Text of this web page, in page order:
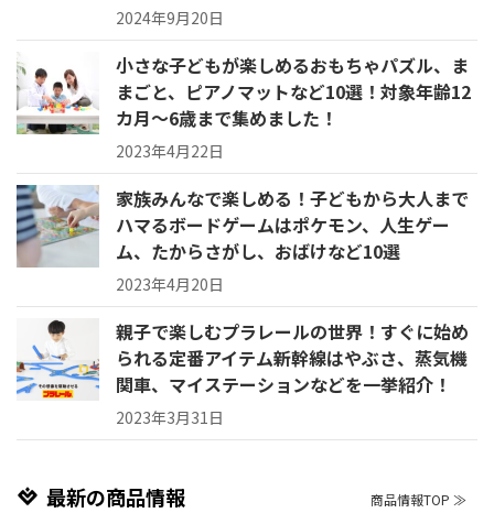
2024年9月20日
小さな子どもが楽しめるおもちゃパズル、ま
まごと、ピアノマットなど10選！対象年齢12
カ月〜6歳まで集めました！
2023年4月22日
家族みんなで楽しめる！子どもから大人まで
ハマるボードゲームはポケモン、人生ゲー
ム、たからさがし、おばけなど10選
2023年4月20日
親子で楽しむプラレールの世界！すぐに始め
られる定番アイテム新幹線はやぶさ、蒸気機
関車、マイステーションなどを一挙紹介！
2023年3月31日
最新の商品情報 商品情報TOP ≫